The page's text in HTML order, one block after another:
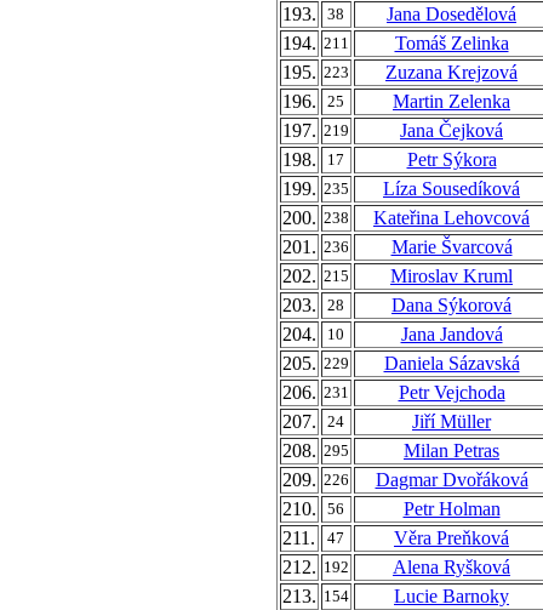
193.
38
Jana Dosedělová
194. 211
Tomáš Zelinka
195. 223
Zuzana Krejzová
196.
25
Martin Zelenka
197. 219
Jana Čejková
198.
17
Petr Sýkora
199. 235
Líza Sousedíková
200. 238
Kateřina Lehovcová
201. 236
Marie Švarcová
202. 215
Miroslav Kruml
203.
28
Dana Sýkorová
204.
10
Jana Jandová
205. 229
Daniela Sázavská
206. 231
Petr Vejchoda
207.
24
Jiří Müller
208. 295
Milan Petras
209. 226
Dagmar Dvořáková
210.
56
Petr Holman
211.
47
Věra Preňková
212. 192
Alena Ryšková
213. 154
Lucie Barnoky